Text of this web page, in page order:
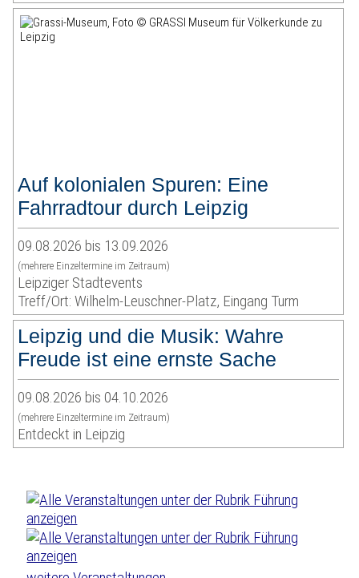
Auf kolonialen Spuren: Eine
Fahrradtour durch Leipzig
09.08.2026 bis 13.09.2026
(mehrere Einzeltermine im Zeitraum)
Leipziger Stadtevents
Treff/Ort: Wilhelm-Leuschner-Platz, Eingang Turm
Leipzig und die Musik: Wahre
Freude ist eine ernste Sache
09.08.2026 bis 04.10.2026
(mehrere Einzeltermine im Zeitraum)
Entdeckt in Leipzig